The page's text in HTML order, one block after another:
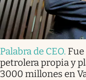
Palabra de CEO.
petrolera propia y
3000 millones en